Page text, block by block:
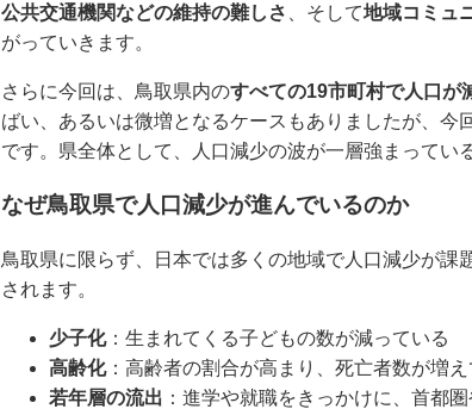
公共交通機関などの維持の難しさ
、そして地域コミュ
がっていきます。
さらに今回は、鳥取県内のすべての19市町村で人口が
ばい、あるいは微増となるケースもありましたが、今
です。県全体として、人口減少の波が一層強まってい
なぜ鳥取県で人口減少が進んでいるのか
鳥取県に限らず、日本では多くの地域で人口減少が
されます。
少子化：生まれてくる子どもの数が減っている
高齢化：高齢者の割合が高まり、死亡者数が増え
若年層の流出 ：進学や就職をきっかけに、首都